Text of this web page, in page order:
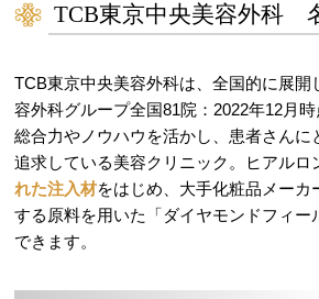
TCB東京中央美容外科
TCB東京中央美容外科は、全国的に展開
容外科グループ全国81院：2022年12月時
総合力やノウハウを活かし、患者さんに
追求している美容クリニック。ヒアルロ
れた注入材をはじめ、大手化粧品メーカ
する原料を用いた「ダイヤモンドフィー
できます。